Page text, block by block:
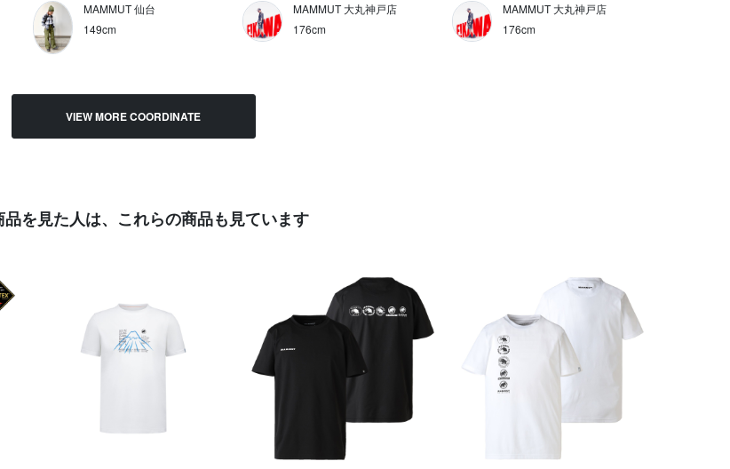
MAMMUT 仙台
149cm
MAMMUT 大丸神戸店
176cm
MAMMUT 大丸神戸店
176cm
VIEW MORE COORDINATE
を見た人は、 これらの商品も見ています